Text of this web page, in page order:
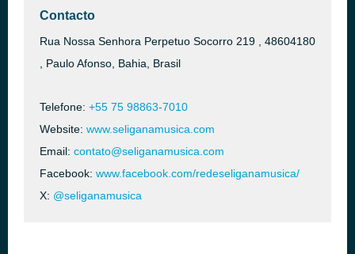
Contacto
Rua Nossa Senhora Perpetuo Socorro 219 , 48604180
, Paulo Afonso, Bahia, Brasil
Telefone: +55 75 98863-7010
Website: www.seliganamusica.com
Email: contato@seliganamusica.com
Facebook: www.facebook.com/redeseliganamusica/
X: @seliganamusica